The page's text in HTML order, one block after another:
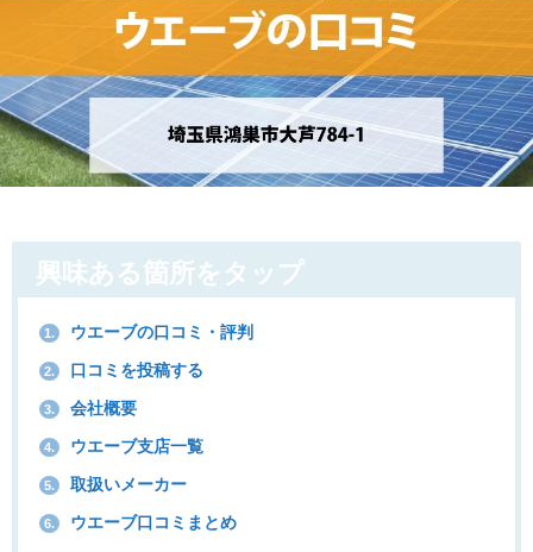
興味ある箇所をタップ
1. ウエーブの口コミ・評判
2. 口コミを投稿する
3. 会社概要
4. ウエーブ支店一覧
5. 取扱いメーカー
6. ウエーブ口コミまとめ